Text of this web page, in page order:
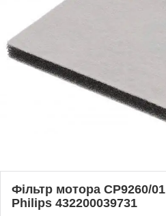
Фільтр мотора CP9260/
Philips 432200039731